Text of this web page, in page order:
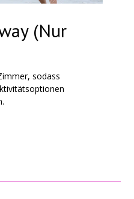
(Nur
sodass